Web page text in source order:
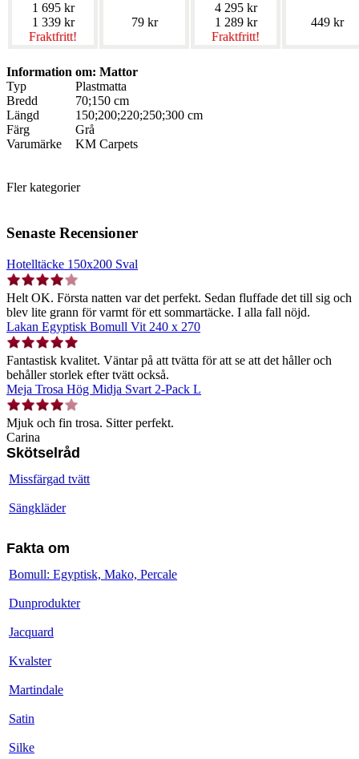
1 695 kr
1 339 kr
Fraktfritt!
79 kr
4 295 kr
1 289 kr
Fraktfritt!
449 kr
Information om: Mattor
Typ
Plastmatta
Bredd
70;150 cm
Längd
150;200;220;250;300 cm
Färg
Grå
Varumärke
KM Carpets
Fler kategorier
Senaste Recensioner
Hotelltäcke 150x200 Sval
Helt OK. Första natten var det perfekt. Sedan fluffade det till sig och
blev lite grann för varmt för ett sommartäcke. I alla fall nöjd.
Lakan Egyptisk Bomull Vit 240 x 270
Fantastisk kvalitet. Väntar på att tvätta för att se att det håller och
behåller storlek efter tvätt också.
Meja Trosa Hög Midja Svart 2-Pack L
Mjuk och fin trosa. Sitter perfekt.
Carina
Skötselråd
Missfärgad tvätt
Sängkläder
Fakta om
Bomull: Egyptisk, Mako, Percale
Dunprodukter
Jacquard
Kvalster
Martindale
Satin
Silke